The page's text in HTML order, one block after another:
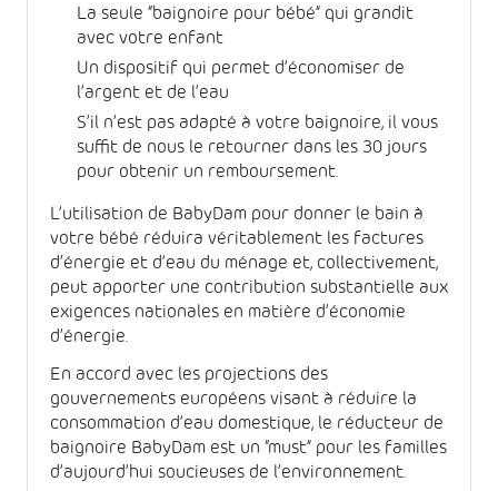
La seule “baignoire pour bébé” qui grandit
avec votre enfant
Un dispositif qui permet d’économiser de
l’argent et de l’eau
S’il n’est pas adapté à votre baignoire, il vous
suffit de nous le retourner dans les 30 jours
pour obtenir un remboursement.
L’utilisation de BabyDam pour donner le bain à
votre bébé réduira véritablement les factures
d’énergie et d’eau du ménage et, collectivement,
peut apporter une contribution substantielle aux
exigences nationales en matière d’économie
d’énergie.
En accord avec les projections des
gouvernements européens visant à réduire la
consommation d’eau domestique, le réducteur de
baignoire BabyDam est un “must” pour les familles
d’aujourd’hui soucieuses de l’environnement.